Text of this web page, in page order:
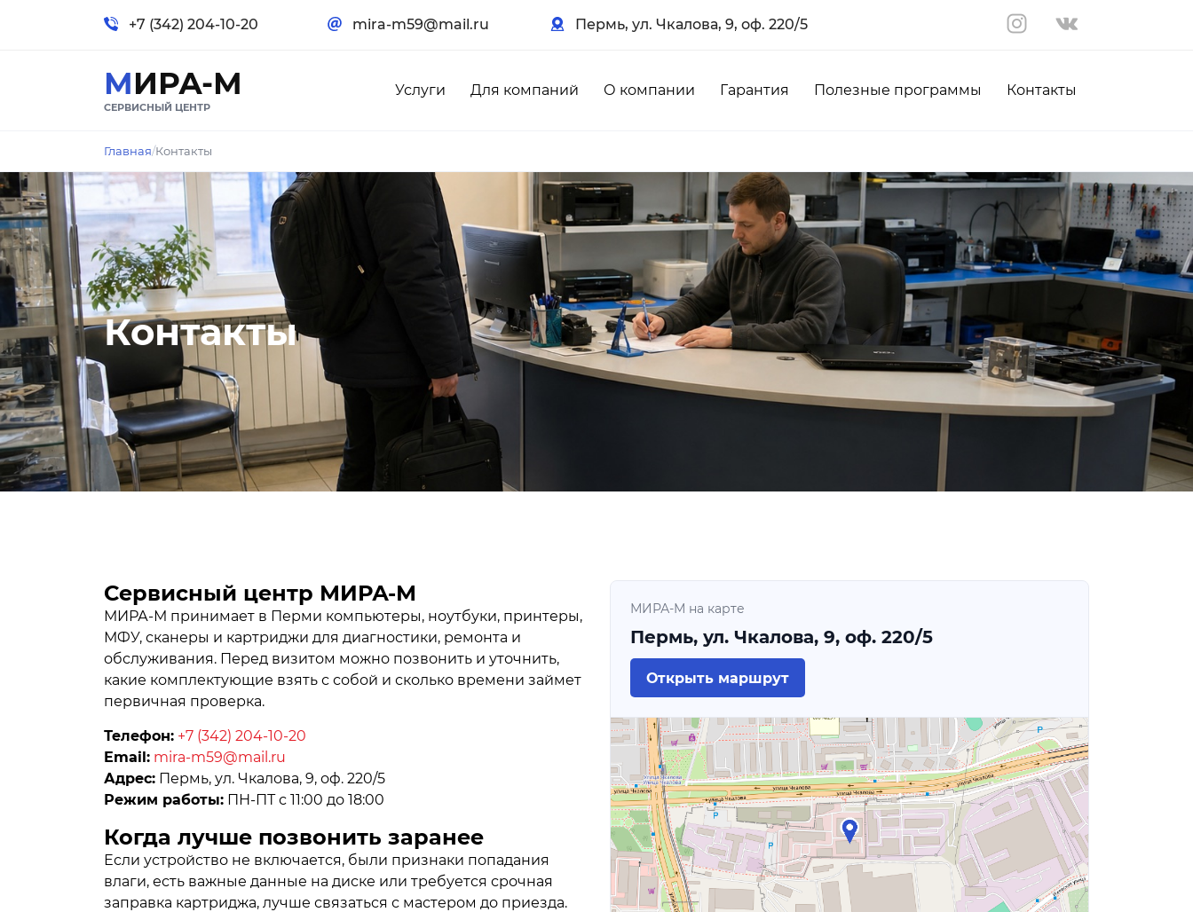
+7 (342) 204-10-20 mira-m59@mail.ru Пермь, ул. Чкалова, 9, оф. 220/5
МИРА-М
СЕРВИСНЫЙ ЦЕНТР
Услуги Для компаний О компании Гарантия Полезные программы Контакты
Главная/Контакты
Контакты
Сервисный центр МИРА-М
МИРА-М принимает в Перми компьютеры, ноутбуки, принтеры,
МФУ, сканеры и картриджи для диагностики, ремонта и
обслуживания. Перед визитом можно позвонить и уточнить,
какие комплектующие взять с собой и сколько времени займет
первичная проверка.
Телефон: +7 (342) 204-10-20
Email: mira-m59@mail.ru
Адрес: Пермь, ул. Чкалова, 9, оф. 220/5
Режим работы: ПН-ПТ с 11:00 до 18:00
Когда лучше позвонить заранее
Если устройство не включается, были признаки попадания
влаги, есть важные данные на диске или требуется срочная
заправка картриджа, лучше связаться с мастером до приезда.
МИРА-М на карте
Пермь, ул. Чкалова, 9, оф. 220/5
Открыть маршрут